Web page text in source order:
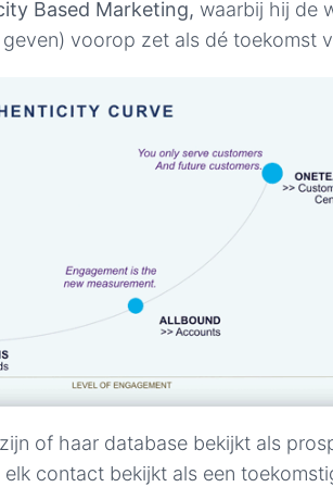
Based Marketing, waarbij hij de
voorop zet als dé toekomst
of haar database bekijkt als
contact bekijkt als een